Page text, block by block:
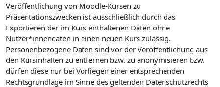
Veröffentlichung von Moodle-Kursen zu
Präsentationszwecken ist ausschließlich durch das
Exportieren der im Kurs enthaltenen Daten ohne
Nutzer*innendaten in einen neuen Kurs zulässig.
Personenbezogene Daten sind vor der Veröffentlichung aus
den Kursinhalten zu entfernen bzw. zu anonymisieren bzw.
dürfen diese nur bei Vorliegen einer entsprechenden
Rechtsgrundlage im Sinne des geltenden Datenschutzrechts